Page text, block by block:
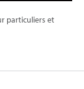
particuliers et